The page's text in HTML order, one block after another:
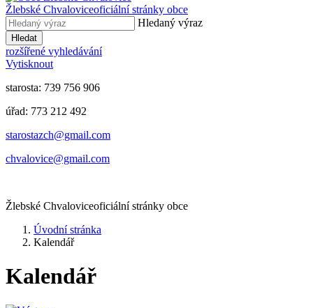
Žlebské Chvaloviceoficiální stránky obce
Hledaný výraz
Hledat
rozšířené vyhledávání
Vytisknout
starosta: 739 756 906
úřad: 773 212 492
​​​​starostazch@gmail.com
​​​​chvalovice@gmail.com
Žlebské Chvaloviceoficiální stránky obce
Úvodní stránka
Kalendář
Kalendář